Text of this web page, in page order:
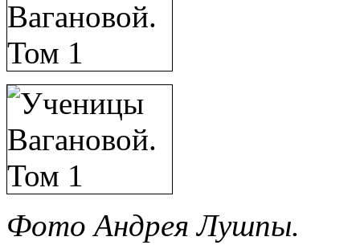
Фото Андрея Лушпы.